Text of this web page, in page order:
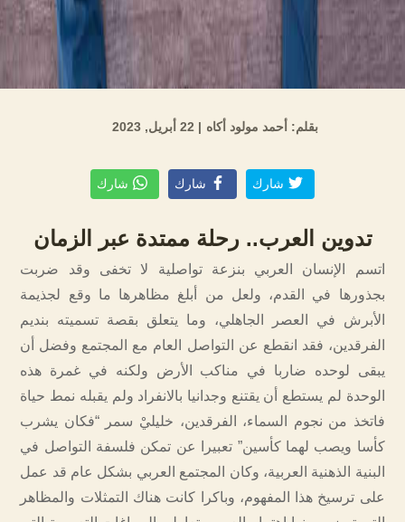
بقلم: أحمد مولود أكاه | 22 أبريل, 2023
شارك شارك شارك
تدوين العرب.. رحلة ممتدة عبر الزمان
اتسم الإنسان العربي بنزعة تواصلية لا تخفى وقد ضربت
بجذورها في القدم، ولعل من أبلغ مظاهرها ما وقع لجذيمة
الأبرش في العصر الجاهلي، وما يتعلق بقصة تسميته بنديم
الفرقدين، فقد انقطع عن التواصل العام مع المجتمع وفضل أن
يبقى لوحده ضاربا في مناكب الأرض ولكنه في غمرة هذه
الوحدة لم يستطع أن يقتنع وجدانيا بالانفراد ولم يقبله نمط حياة
فاتخذ من نجوم السماء، الفرقدين، خليليْ سمر “فكان يشرب
كأسا ويصب لهما كأسين” تعبيرا عن تمكن فلسفة التواصل في
البنية الذهنية العربية، وكان المجتمع العربي بشكل عام قد عمل
على ترسيخ هذا المفهوم، وباكرا كانت هناك التمثلات والمظاهر